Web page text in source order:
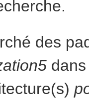
des